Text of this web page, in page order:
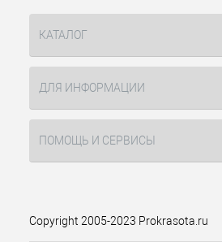
КАТАЛОГ
ДЛЯ ИНФОРМАЦИИ
ПОМОЩЬ И СЕРВИСЫ
Copyright 2005-2023 Prokrasota.ru